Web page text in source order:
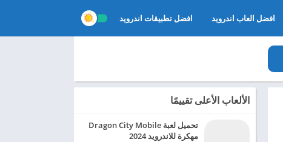
افضل العاب اندرويد افضل تطبيقات اندرويد
الألعاب الأعلى تقييمًا
تحميل لعبة Dragon City Mobile
مهكرة للاندرويد 2024